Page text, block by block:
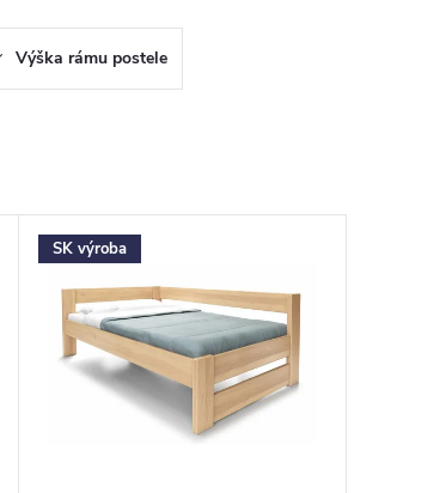
Výška rámu postele
SK výroba